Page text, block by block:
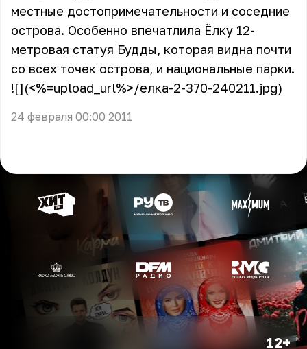
местные достопримечательности и соседние
острова. Особенно впечатлила Ёлку 12-
метровая статуя Будды, которая видна почти
со всех точек острова, и национальные парки.
![](<%=upload_url%>/елка-2-370-240211.jpg)
24 февраля 00:00 2011
12+